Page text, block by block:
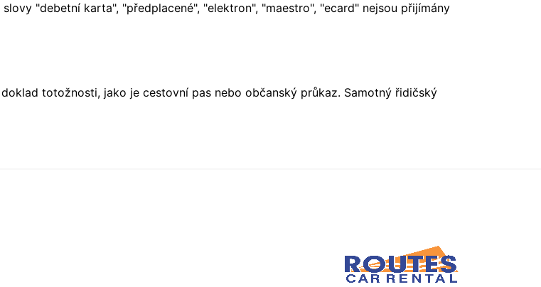
"debetní karta", "předplacené", "elektron", "maestro", "ecard" nejsou přijímány
totožnosti, jako je cestovní pas nebo občanský průkaz. Samotný řidičský